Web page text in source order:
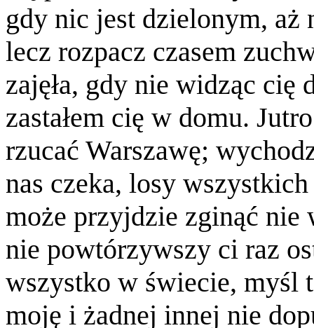
gdy nic jest dzielonym, aż
lecz rozpacz czasem
zajęła, gdy nie widząc cię
zastałem cię w domu.
rzucać Warszawę;
nas czeka, losy
może przyjdzie zginąć nie
nie powtórzywszy ci raz
wszystko w świecie, myśl
moję i żadnej innej nie